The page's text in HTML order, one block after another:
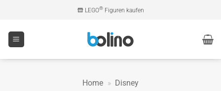
springen
LEGO®Figuren kaufen
Home » Disney